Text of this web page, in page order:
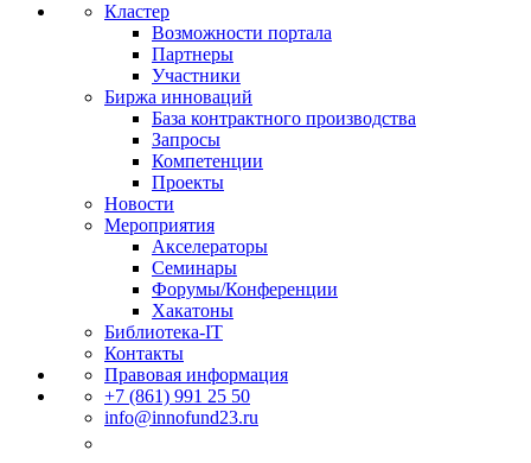
Кластер
Возможности портала
Партнеры
Участники
Биржа инноваций
База контрактного производства
Запросы
Компетенции
Проекты
Новости
Мероприятия
Акселераторы
Семинары
Форумы/Конференции
Хакатоны
Библиотека-IT
Контакты
Правовая информация
+7 (861) 991 25 50
info@innofund23.ru